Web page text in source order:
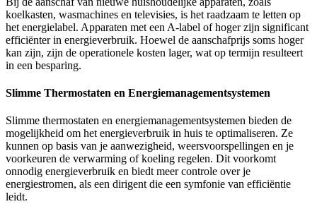
koelkasten, wasmachines en televisies, is het raadzaam te letten op
het energielabel. Apparaten met een A-label of hoger zijn significant
efficiënter in energieverbruik. Hoewel de aanschafprijs soms hoger
kan zijn, zijn de operationele kosten lager, wat op termijn resulteert
in een besparing.
Slimme Thermostaten en Energiemanagementsystemen
Slimme thermostaten en energiemanagementsystemen bieden de
mogelijkheid om het energieverbruik in huis te optimaliseren. Ze
kunnen op basis van je aanwezigheid, weersvoorspellingen en je
voorkeuren de verwarming of koeling regelen. Dit voorkomt
onnodig energieverbruik en biedt meer controle over je
energiestromen, als een dirigent die een symfonie van efficiëntie
leidt.